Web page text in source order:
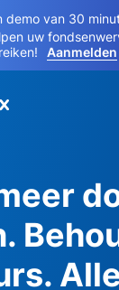
demo van 30
uw
Aanmelden